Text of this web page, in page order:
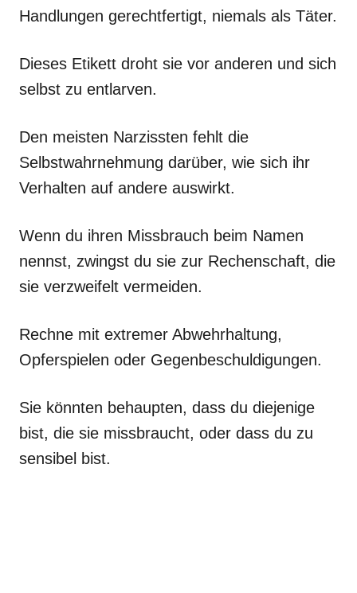
Handlungen gerechtfertigt, niemals als Täter.
Dieses Etikett droht sie vor anderen und sich
selbst zu entlarven.
Den meisten Narzissten fehlt die
Selbstwahrnehmung darüber, wie sich ihr
Verhalten auf andere auswirkt.
Wenn du ihren Missbrauch beim Namen
nennst, zwingst du sie zur Rechenschaft, die
sie verzweifelt vermeiden.
Rechne mit extremer Abwehrhaltung,
Opferspielen oder Gegenbeschuldigungen.
Sie könnten behaupten, dass du diejenige
bist, die sie missbraucht, oder dass du zu
sensibel bist.